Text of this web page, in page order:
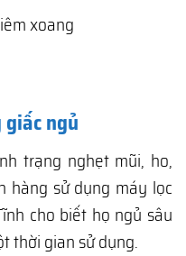
xoang
ngủ
trạng nghẹt mũi, ho,
hàng sử dụng máy lọc
cho biết họ ngủ sâu
thời gian sử dụng.